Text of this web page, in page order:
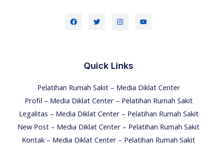
Quick Links
Pelatihan Rumah Sakit – Media Diklat Center
Profil – Media Diklat Center – Pelatihan Rumah Sakit
Legalitas – Media Diklat Center – Pelatihan Rumah Sakit
New Post – Media Diklat Center – Pelatihan Rumah Sakit
Kontak – Media Diklat Center – Pelatihan Rumah Sakit